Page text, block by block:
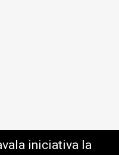
iniciativa la